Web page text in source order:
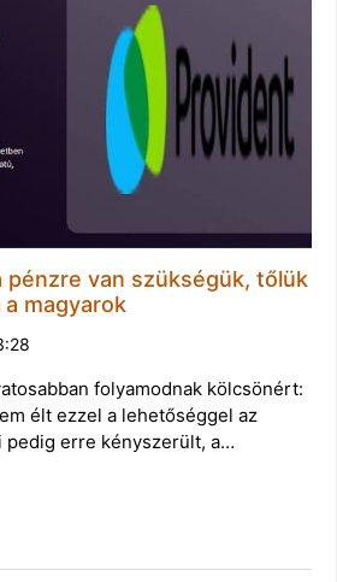
pénzre van szükségük, tőlük
magyarok
folyamodnak kölcsönért:
élt ezzel a lehetőséggel az
pedig erre kényszerült, a…